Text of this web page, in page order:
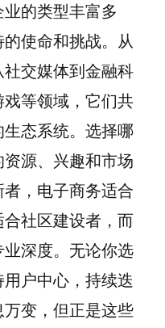
的类型丰富多
使命和挑战。从
交媒体到金融科
等领域，它们共
态系统。选择哪
源、兴趣和市场
，电子商务适合
社区建设者，而
深度。无论你选
户中心，持续迭
变，但正是这些